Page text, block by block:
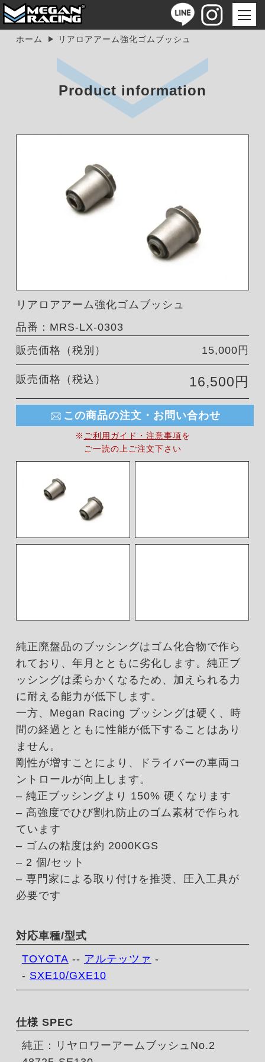
ホーム リアロアアーム強化ゴムブッシュ
Product information
リアロアアーム強化ゴムブッシュ
品番：MRS-LX-0303
販売価格（税別）
15,000円
販売価格（税込） 16,500円
この商品の注文・お問い合わせ
※ ご利用ガイド・注意事項を
ご一読の上ご注文下さい
純正廃盤品のブッシングはゴム化合物で作ら
れており、年月とともに劣化します。純正ブ
ッシングは柔らかくなるため、加えられる力
に耐える能力が低下します。
一方、Megan Racing ブッシングは硬く、時
間の経過とともに性能が低下することはあり
ません。
剛性が増すことにより、ドライバーの車両コ
ントロールが向上します。
– 純正ブッシングより 150% 硬くなります
– 高強度でひび割れ防止のゴム素材で作られ
ています
– ゴムの粘度は約 2000KGS
– 2 個/セット
– 専門家による取り付けを推奨、圧入工具が
必要です
対応車種/型式
TOYOTA -- アルテッツァ -
- SXE10/GXE10
仕様 SPEC
純正：リヤロワーアームブッシュNo.2